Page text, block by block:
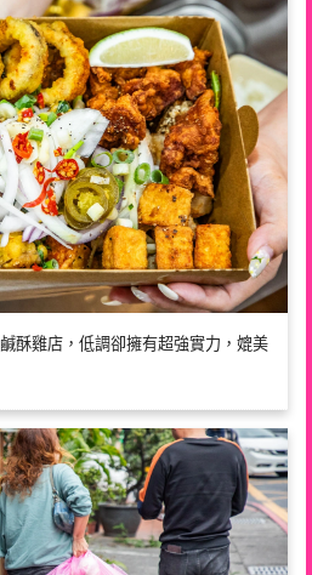
酥雞店，低調卻擁有超強實力，媲美